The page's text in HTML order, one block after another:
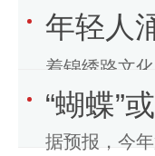
灯、大漆饰
年轻人
着锦绣路文
来了今年的“
“蝴蝶”
据预报，今